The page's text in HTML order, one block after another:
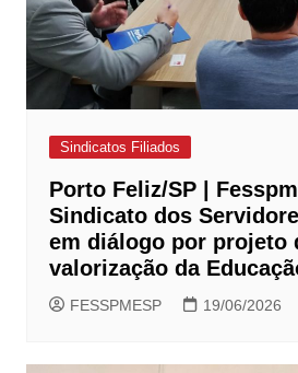
Sindicatos Filiados
Porto Feliz/SP |
Sindicato dos
em diálogo por projeto
valorização da
FESSPMESP 19/06/2026